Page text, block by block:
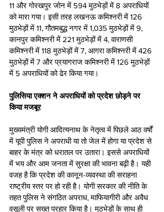
11 और गोरखपुर जोन में 594 मुठभेड़ों में 8 अपराधियों
को मारा गया। इसी तरह लखनऊ कमिश्नरी में 126
मुठभेड़ों में 11, गौतमबुद्ध नगर में 1,035 मुठभेड़ों में 9,
कानपुर कमिश्नरी में 221 मुठभेड़ों में 4, वाराणसी
कमिश्नरी में 118 मुठभेड़ों में 7, आगरा कमिश्नरी में 426
मुठभेड़ों में 7 और प्रयागराज कमिश्नरी में 126 मुठभेड़ों
में 5 अपराधियों को ढेर किया गया।
पुलिसिया एक्शन ने अपराधियों को प्रदेश छोड़ने पर
किया मजबूर
मुख्यमंत्री योगी आदित्यनाथ के नेतृत्व में पिछले आठ वर्षों
में यूपी पुलिस ने अपराधी या तो जेल में होगा या प्रदेश से
बाहर के मंत्र को धरातल पर उतारा। इससे अपराधियों
में भय और आम जनता में सुरक्षा की भावना बढ़ी है। यही
वजह है कि प्रदेश की कानून-व्यवस्था की सराहना
राष्ट्रीय स्तर पर हो रही है। योगी सरकार की नीति के
तहत पुलिस ने संगठित अपराध, माफियागीरी और अवैध
वसूली पर सख्त प्रहार किया है। मुठभेड़ों के साथ ही